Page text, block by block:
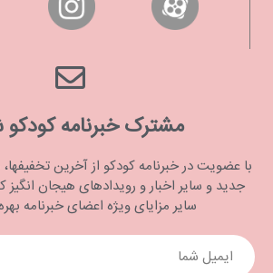
مشترک خبرنامه
با عضویت در خبرنامه کودکو از آخرین
جدید و سایر اخبار و رویدادهای هیجان انگیز
سایر مزایای ویژه اعضای خبرنامه